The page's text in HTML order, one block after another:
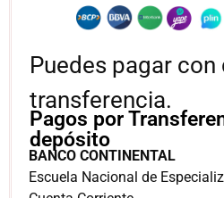
Puedes pagar
transferencia.
BANCO CONTINENTAL
Escuela Nacional de
Pagos por
depósito